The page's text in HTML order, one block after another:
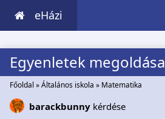
eHázi
Egyenletek megoldása
Főoldal »Általános iskola » Matematika
barackbunny kérdése